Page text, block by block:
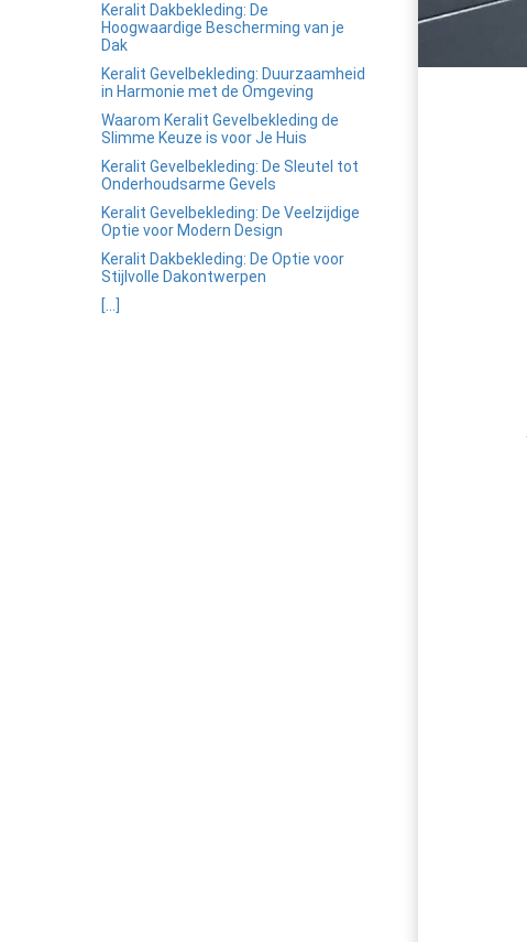
Keralit Dakbekleding: De
Hoogwaardige Bescherming van je
Dak
Keralit Gevelbekleding: Duurzaamheid
in Harmonie met de Omgeving
Waarom Keralit Gevelbekleding de
Slimme Keuze is voor Je Huis
Keralit Gevelbekleding: De Sleutel tot
Onderhoudsarme Gevels
Keralit Gevelbekleding: De Veelzijdige
Optie voor Modern Design
Keralit Dakbekleding: De Optie voor
Stijlvolle Dakontwerpen
[...]